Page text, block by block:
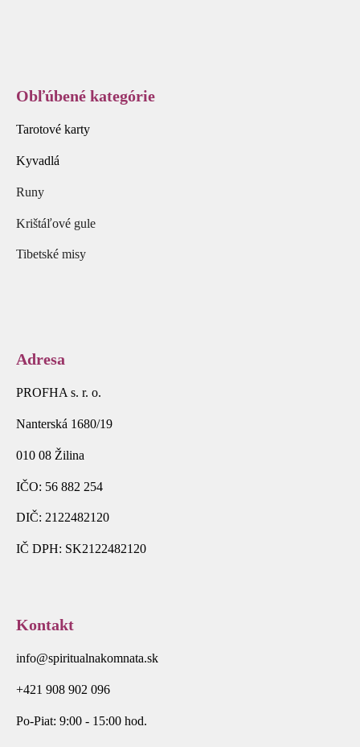
Obľúbené kategórie
Tarotové karty
Kyvadlá
Runy
Krištáľové gule
Tibetské misy
Adresa
PROFHA s. r. o.
Nanterská 1680/19
010 08 Žilina
IČO: 56 882 254
DIČ: 2122482120
IČ DPH: SK2122482120
Kontakt
info@spiritualnakomnata.sk
+421 908 902 096
Po-Piat: 9:00 - 15:00 hod.